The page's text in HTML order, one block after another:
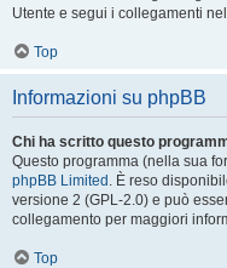
Utente e segui i collegamenti
Top
Informazioni su phpBB
Chi ha scritto questo
Questo programma (nella sua
phpBB Limited . È reso
versione 2 (GPL-2.0) e può
collegamento per maggiori
Top